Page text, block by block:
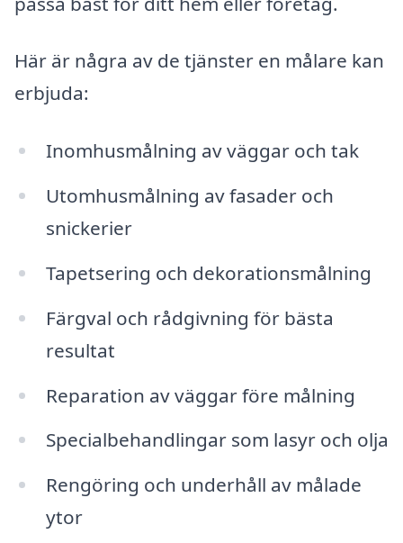
Här är några av de tjänster en målare kan
erbjuda:
Inomhusmålning av väggar och tak
Utomhusmålning av fasader och
snickerier
Tapetsering och dekorationsmålning
Färgval och rådgivning för bästa
resultat
Reparation av väggar före målning
Specialbehandlingar som lasyr och olja
Rengöring och underhåll av målade
ytor